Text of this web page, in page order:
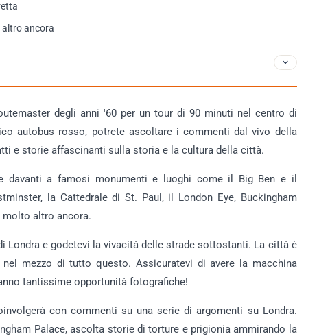
altro ancora
degli anni '60 per un tour di 90 minuti nel centro di
autobus rosso, potrete ascoltare i commenti dal vivo della
e storie affascinanti sulla storia e la cultura della città.
davanti a famosi monumenti e luoghi come il Big Ben e il
la Cattedrale di St. Paul, il London Eye, Buckingham
molto altro ancora.
Londra e godetevi la vivacità delle strade sottostanti. La città è
mezzo di tutto questo. Assicuratevi di avere la macchina
tantissime opportunità fotografiche!
con commenti su una serie di argomenti su Londra.
Palace, ascolta storie di torture e prigionia ammirando la